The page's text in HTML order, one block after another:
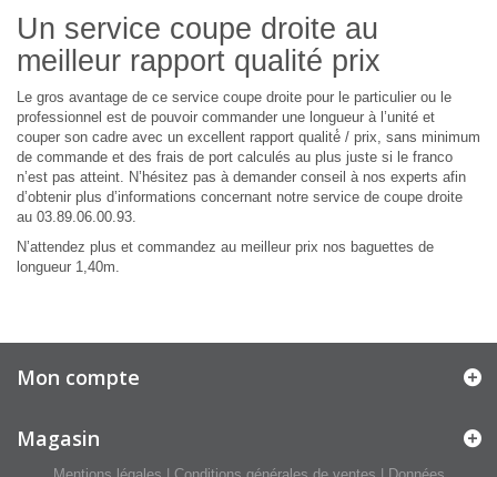
Un service coupe droite au
meilleur rapport qualité prix
Le gros avantage de ce service coupe droite pour le particulier ou le
professionnel est de pouvoir commander une longueur à l’unité et
couper son cadre avec un excellent rapport qualité́ / prix, sans minimum
de commande et des frais de port calculés au plus juste si le franco
n’est pas atteint. N’hésitez pas à demander conseil à nos experts afin
d’obtenir plus d’informations concernant notre service de coupe droite
au 03.89.06.00.93.
N’attendez plus et commandez au meilleur prix nos baguettes de
longueur 1,40m.
Mon compte
Magasin